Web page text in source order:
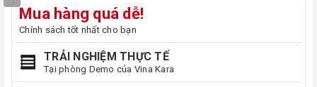
Mua hàng quá dễ!
Chính sách tốt nhất cho bạn
TRẢI NGHIỆM THỰC TẾ
Tại phòng Demo của Vina Kara